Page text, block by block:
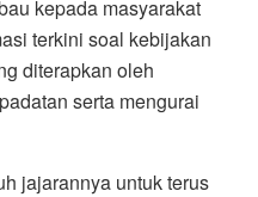
kepada masyarakat
terkini soal kebijakan
diterapkan oleh
serta mengurai
jajarannya untuk terus